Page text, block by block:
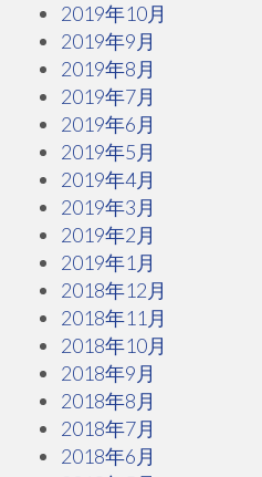
2019年10月
2019年9月
2019年8月
2019年7月
2019年6月
2019年5月
2019年4月
2019年3月
2019年2月
2019年1月
2018年12月
2018年11月
2018年10月
2018年9月
2018年8月
2018年7月
2018年6月